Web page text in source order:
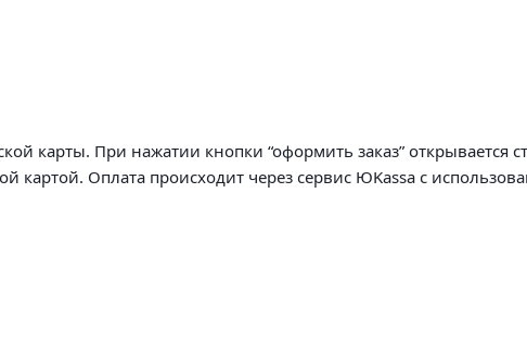
карты. При нажатии кнопки “оформить заказ” открывается
картой. Оплата происходит через сервис ЮKassa с